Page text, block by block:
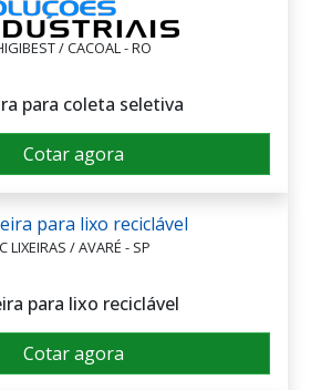
/ CACOAL - RO
para coleta seletiva
Cotar agora
LIXEIRAS / AVARÉ - SP
para lixo reciclável
Cotar agora